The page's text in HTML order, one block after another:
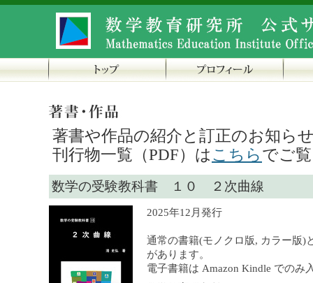
著書や作品の紹介と訂正のお知ら
刊行物一覧（PDF）は こちら でご
数学の受験教科書 １０ ２次曲線
2025年12月発行
通常の書籍(モノクロ版, カラー版)
があります。
電子書籍は Amazon Kindle でのみ